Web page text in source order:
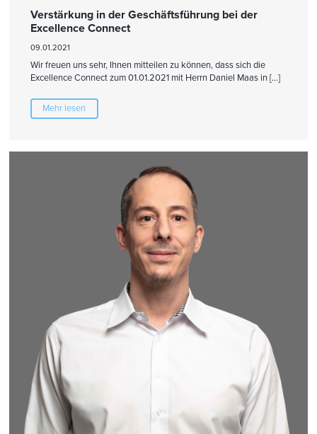
Verstärkung in der Geschäftsführung bei der
Excellence Connect
09.01.2021
Wir freuen uns sehr, Ihnen mitteilen zu können, dass sich die
Excellence Connect zum 01.01.2021 mit Herrn Daniel Maas in […]
Mehr lesen